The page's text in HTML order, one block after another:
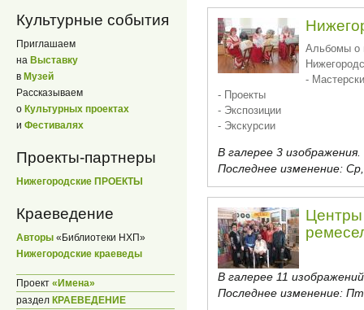
Культурные события
Приглашаем
на Выставку
в Музей
Рассказываем
о Культурных проектах
и Фестивалях
Проекты-партнеры
Нижегородские ПРОЕКТЫ
Краеведение
Авторы «Библиотеки НХП»
Нижегородские краеведы
Проект «Имена»
раздел КРАЕВЕДЕНИЕ
Альбомы о
-
- Проекты
- Экспозиции
- Экскурсии
В галерее 3 изображения.
Последнее изменение:
В галерее 11
Последнее изменение: